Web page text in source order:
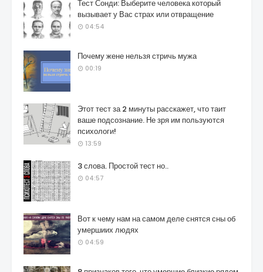
Тест Сонди: Выберите человека который
вызывает у Вас страх или отвращение
04:54
Почему жене нельзя стричь мужа
00:19
Этот тест за 2 минуты расскажет, что таит
ваше подсознание. Не зря им пользуются
психологи!
13:59
3 слова. Простой тест но..
04:57
Вот к чему нам на самом деле снятся сны об
умершиих людях
04:59